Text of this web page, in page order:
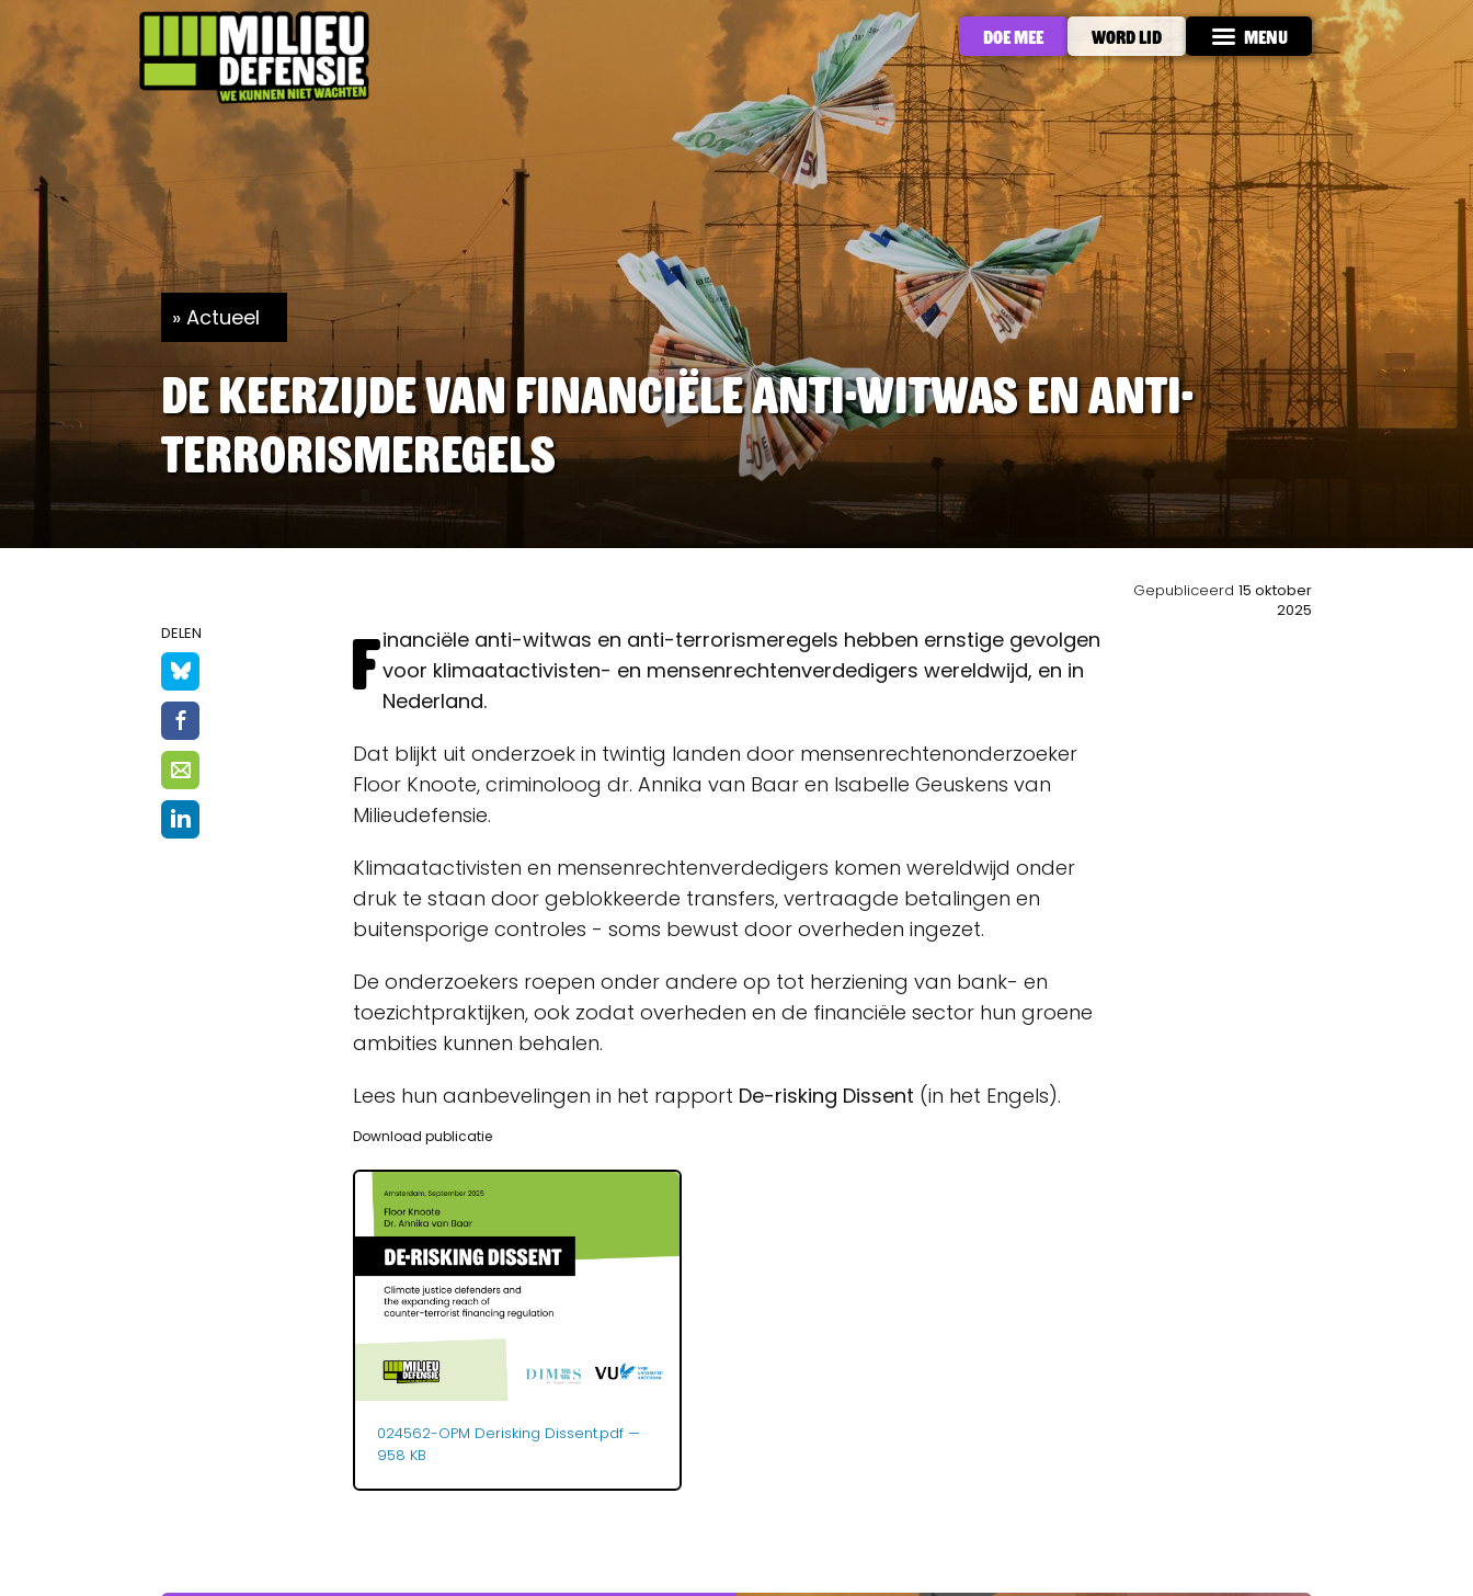
Doe mee Word lid Menu
Actueel
De keerzijde van financiële anti-witwas en anti-
terrorismeregels
DELEN Financiële anti-witwas en anti-terrorismeregels hebben ernstige gevolgen
voor klimaatactivisten- en mensenrechtenverdedigers wereldwijd, en in
Nederland.
Dat blijkt uit onderzoek in twintig landen door mensenrechtenonderzoeker
Floor Knoote, criminoloog dr. Annika van Baar en Isabelle Geuskens van
Milieudefensie.
Klimaatactivisten en mensenrechtenverdedigers komen wereldwijd onder
druk te staan door geblokkeerde transfers, vertraagde betalingen en
buitensporige controles - soms bewust door overheden ingezet.
De onderzoekers roepen onder andere op tot herziening van bank- en
toezichtpraktijken, ook zodat overheden en de financiële sector hun groene
ambities kunnen behalen.
Lees hun aanbevelingen in het rapport De-risking Dissent (in het Engels).
Download publicatie
024562-OPM Derisking Dissent.pdf —
958 KB
Gepubliceerd 15 oktober
2025